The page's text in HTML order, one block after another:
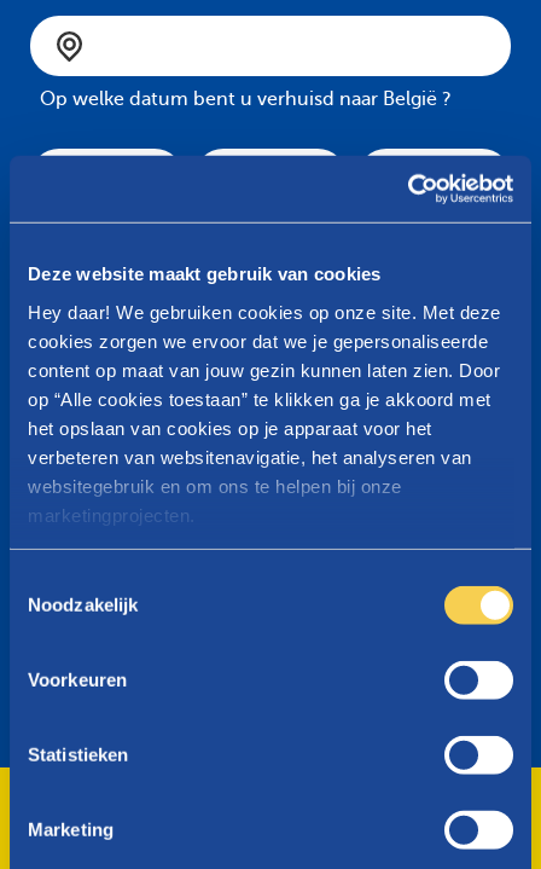
Deze website maakt gebruik van cookies
Hey daar! We gebruiken cookies op onze site. Met deze
cookies zorgen we ervoor dat we je gepersonaliseerde
content op maat van jouw gezin kunnen laten zien. Door
op “Alle cookies toestaan” te klikken ga je akkoord met
het opslaan van cookies op je apparaat voor het
verbeteren van websitenavigatie, het analyseren van
websitegebruik en om ons te helpen bij onze
marketingprojecten.
welke cookies we gebruiken.
Noodzakelijk
Voorkeuren
Statistieken
Marketing
Op welke datum bent u verhuisd naar België ?
Hebben jij of je partner al kinderbijslag in je land van
herkomst ontvangen?​
Ja
Volgende